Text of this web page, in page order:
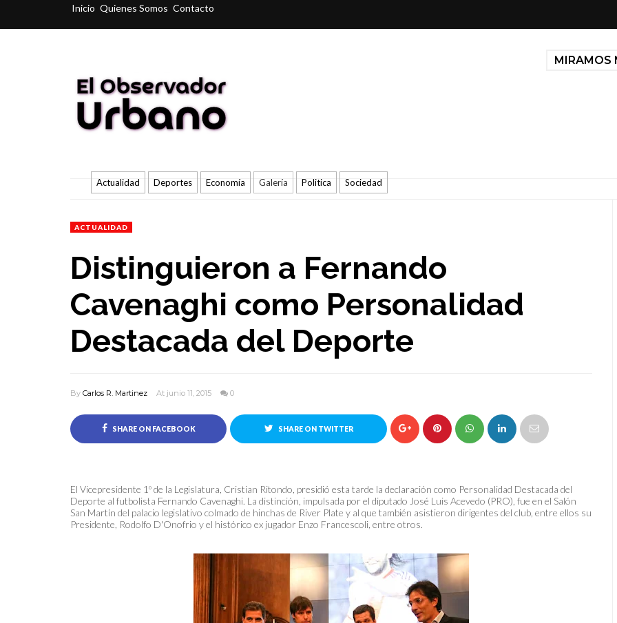
Inicio Quienes Somos Contacto
MIRAMOS
Actualidad Deportes Economía Galería Politica Sociedad
ACTUALIDAD
Distinguieron a Fernando
Cavenaghi como Personalidad
Destacada del Deporte
By Carlos R. Martinez At junio 11, 2015 0
SHARE ON FACEBOOK SHARE ON TWITTER
El Vicepresidente 1º de la Legislatura, Cristian Ritondo, presidió esta tarde la declaración como Personalidad Destacada del
Deporte al futbolista Fernando Cavenaghi. La distinción, impulsada por el diputado José Luis Acevedo (PRO), fue en el Salón
San Martín del palacio legislativo colmado de hinchas de River Plate y al que también asistieron dirigentes del club, entre ellos su
Presidente, Rodolfo D'Onofrio y el histórico ex jugador Enzo Francescoli, entre otros.